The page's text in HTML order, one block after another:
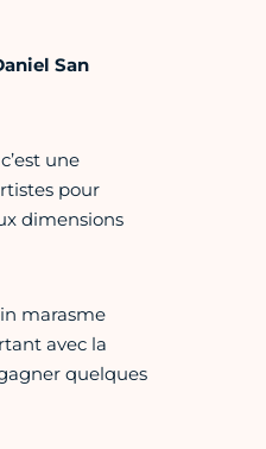
San
une
pour
dimensions
marasme
avec la
quelques